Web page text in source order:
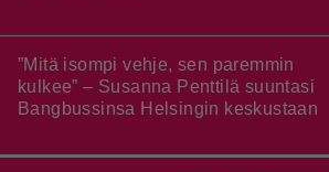
”Mitä isompi vehje, sen paremmin
kulkee” – Susanna Penttilä suuntasi
Bangbussinsa Helsingin keskustaan